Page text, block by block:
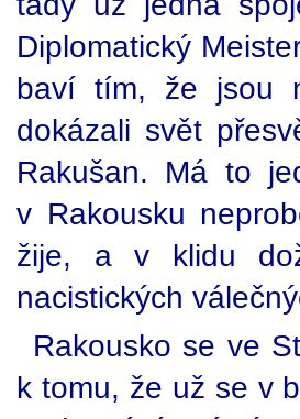
Diplomatický
baví tím, že jsou
dokázali svět
Rakušan. Má to
v Rakousku
žije, a v klidu
nacistických
Rakousko se ve
k tomu, že už se v